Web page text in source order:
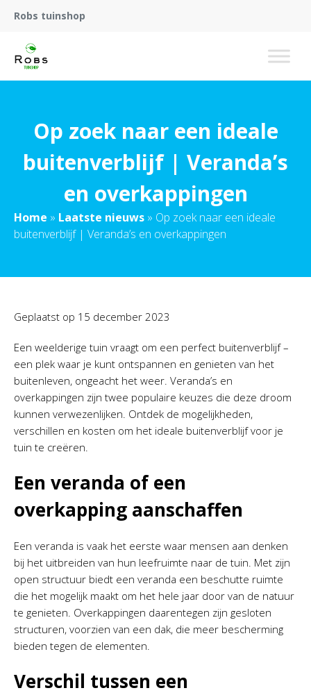
Robs tuinshop
Op zoek naar een ideale
buitenverblijf | Veranda’s
en overkappingen
Home » Laatste nieuws » Op zoek naar een ideale
buitenverblijf | Veranda’s en overkappingen
Geplaatst op 15 december 2023
Een weelderige tuin vraagt om een perfect buitenverblijf –
een plek waar je kunt ontspannen en genieten van het
buitenleven, ongeacht het weer. Veranda’s en
overkappingen zijn twee populaire keuzes die deze droom
kunnen verwezenlijken. Ontdek de mogelijkheden,
verschillen en kosten om het ideale buitenverblijf voor je
tuin te creëren.
Een veranda of een
overkapping aanschaffen
Een veranda is vaak het eerste waar mensen aan denken
bij het uitbreiden van hun leefruimte naar de tuin. Met zijn
open structuur biedt een veranda een beschutte ruimte
die het mogelijk maakt om het hele jaar door van de natuur
te genieten. Overkappingen daarentegen zijn gesloten
structuren, voorzien van een dak, die meer bescherming
bieden tegen de elementen.
Verschil tussen een